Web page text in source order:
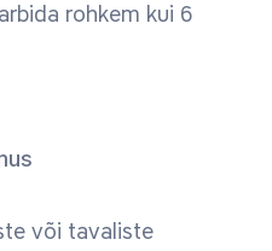
rohkem kui 6
või tavaliste